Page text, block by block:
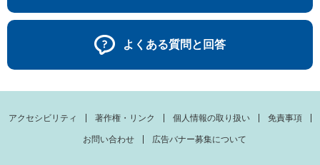
よくある質問と回答
アクセシビリティ 著作権・リンク 個人情報の取り扱い 免責事項
お問い合わせ 広告バナー募集について